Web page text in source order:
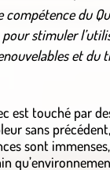
compétence du
stimuler
et du
est touché par
sans
sont